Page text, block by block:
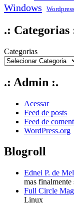
Windows Wordpress
.: Categorias
Categorias
.: Admin :.
Acessar
Feed de posts
Feed de
WordPress.org
Blogroll
Ednei P. de
mas finalmente
Full Circle
Linux